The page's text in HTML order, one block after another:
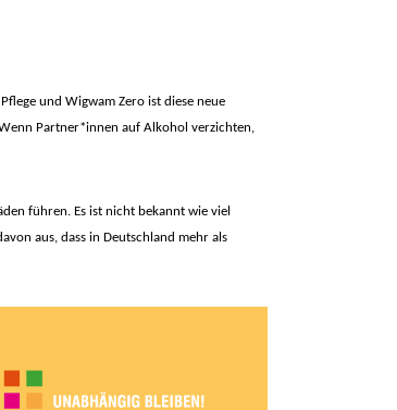
und Wigwam Zero ist diese neue
Partner*innen auf Alkohol verzichten,
führen. Es ist nicht bekannt wie viel
aus, dass in Deutschland mehr als